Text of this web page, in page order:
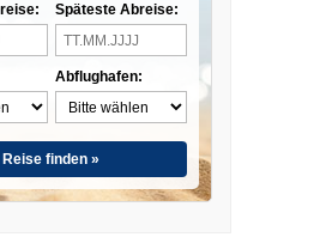
Späteste Abreise:
Abflughafen:
Reise finden »